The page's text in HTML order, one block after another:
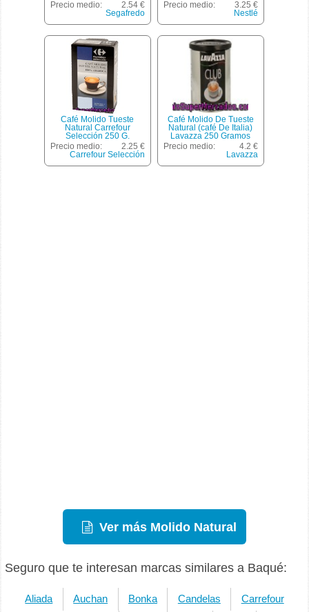
Precio medio:
2.54 €
Segafredo
250 Gramos
Precio medio:
3.25 €
Nestlé
Café Molido Tueste
Natural Carrefour
Selección 250 G.
Precio medio:
2.25 €
Carrefour Selección
Café Molido De Tueste
Natural (café De Italia)
Lavazza 250 Gramos
Precio medio:
4.2 €
Lavazza
Ver más Molido Natural
Seguro que te interesan marcas similares a Baqué:
Aliada Auchan Bonka Candelas Carrefour